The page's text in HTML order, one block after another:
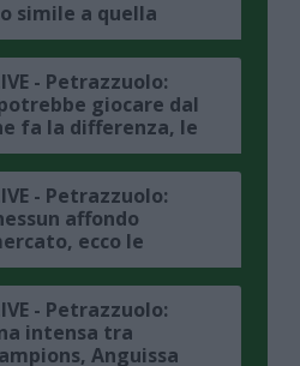
simile a quella
Non credo
particolarmente
da Conte"
- Petrazzuolo:
giocare dal
fa la differenza, le
di Spinazzola e sul
del Napoli"
- Petrazzuolo:
affondo
ecco le
azzurri"
- Petrazzuolo:
intensa tra
Anguissa